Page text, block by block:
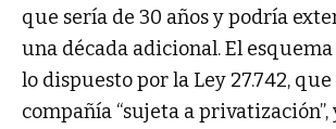
que sería de 30 años y podría
una década adicional. El
lo dispuesto por la Ley 27.742,
compañía “sujeta a privatización”,